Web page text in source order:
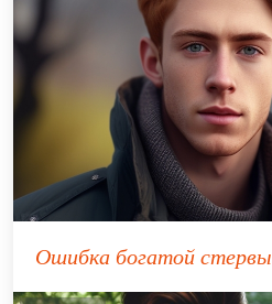
Ошибка богатой стервы